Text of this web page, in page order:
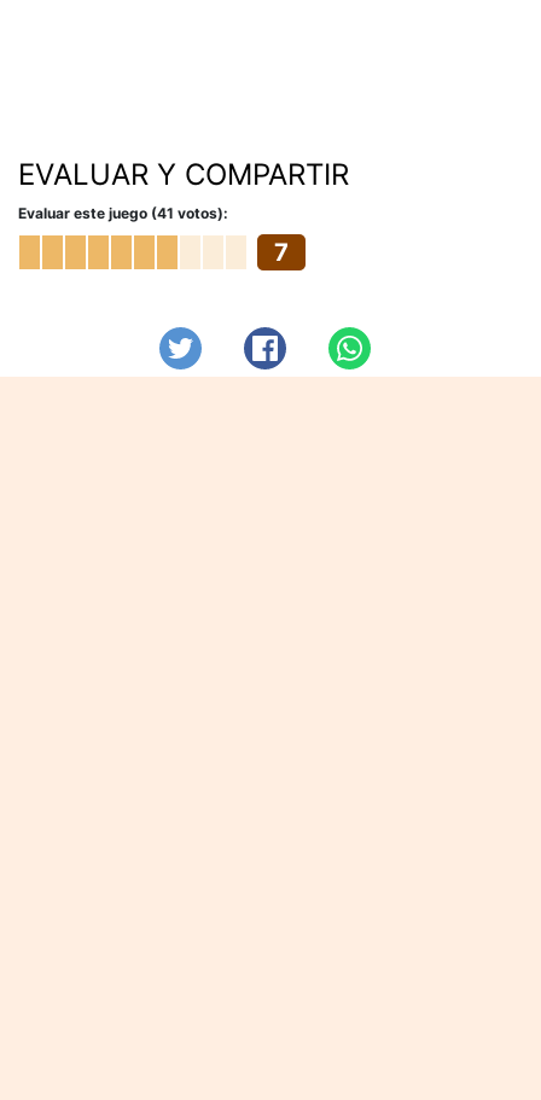
EVALUAR Y COMPARTIR
Evaluar este juego (41 votos):
7